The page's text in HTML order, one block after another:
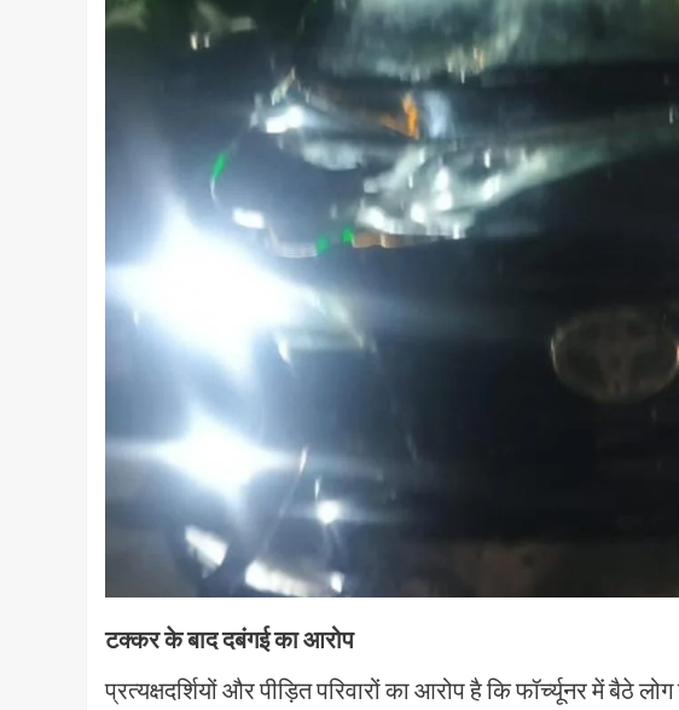
टक्कर के बाद दबंगई का आरोप
प्रत्यक्षदर्शियों और पीड़ित परिवारों का आरोप है कि फॉर्च्यूनर में बैठे